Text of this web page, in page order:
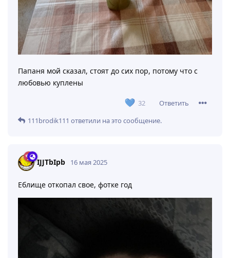
Папаня мой сказал, стоят до сих пор, потому что с
любовью куплены
32
Ответить
111brodik111 ответили на это сообщение.
IJJTbIpb 16 мая 2025
Еблище откопал свое, фотке год